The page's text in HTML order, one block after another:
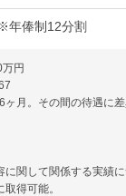
年俸制12分割
円
月。その間の待遇に
関して関係する実績
得可能。